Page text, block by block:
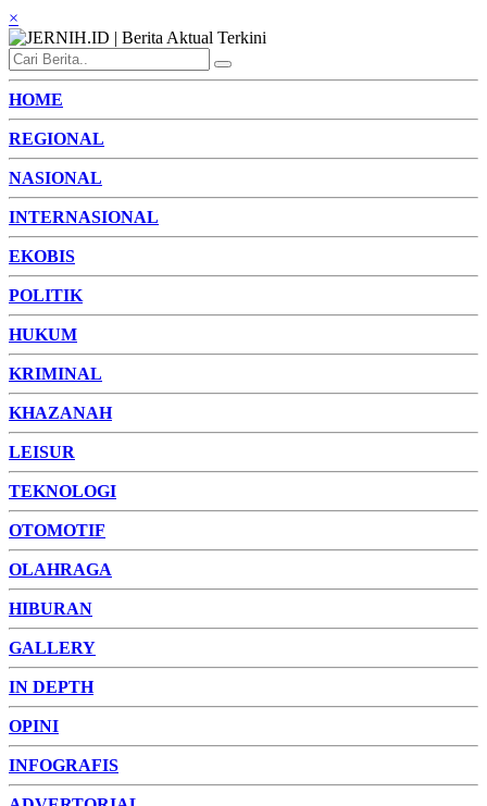
×
HOME
REGIONAL
NASIONAL
INTERNASIONAL
EKOBIS
POLITIK
HUKUM
KRIMINAL
KHAZANAH
LEISUR
TEKNOLOGI
OTOMOTIF
OLAHRAGA
HIBURAN
GALLERY
IN DEPTH
OPINI
INFOGRAFIS